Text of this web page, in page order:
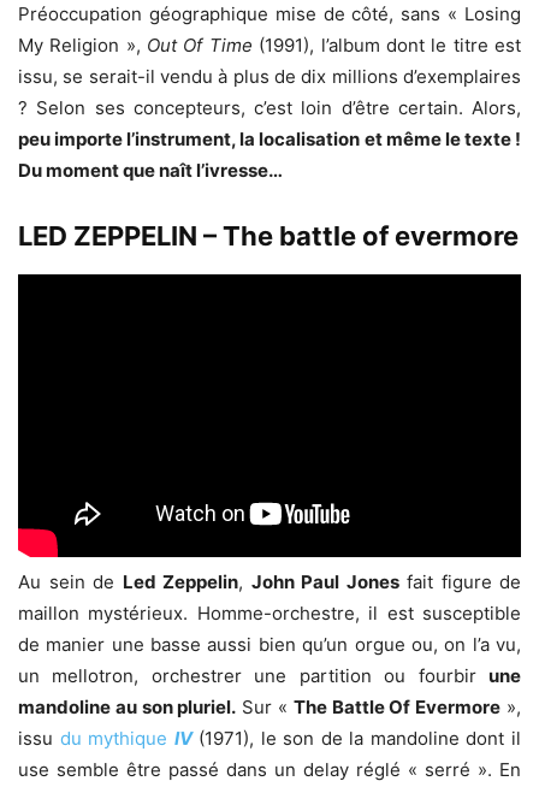
Préoccupation géographique mise de côté, sans « Losing
My Religion », Out Of Time (1991), l’album dont le titre est
issu, se serait-il vendu à plus de dix millions d’exemplaires
? Selon ses concepteurs, c’est loin d’être certain. Alors,
peu importe l’instrument, la localisation et même le texte !
Du moment que naît l’ivresse…
LED ZEPPELIN – The battle of evermore
Au sein de Led Zeppelin, John Paul Jonesfait figure de
maillon mystérieux. Homme-orchestre, il est susceptible
de manier une basse aussi bien qu’un orgue ou, on l’a vu,
un mellotron, orchestrer une partition ou fourbir une
mandoline au son pluriel. Sur « The Battle Of Evermore »,
issu du mythique IV(1971), le son de la mandoline dont il
use semble être passé dans un delay réglé « serré ». En